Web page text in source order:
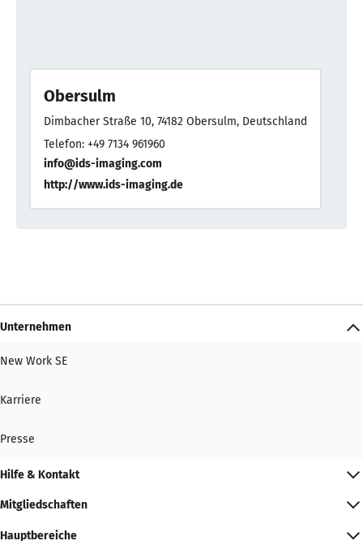
Obersulm
Dimbacher Straße 10, 74182 Obersulm, Deutschland
Telefon: +49 7134 961960
info@ids-imaging.com
http://www.ids-imaging.de
Unternehmen
New Work SE
Karriere
Presse
Hilfe & Kontakt
Mitgliedschaften
Hauptbereiche